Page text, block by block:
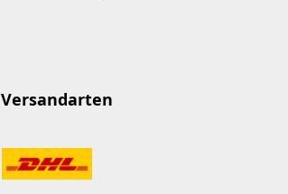
Versandarten